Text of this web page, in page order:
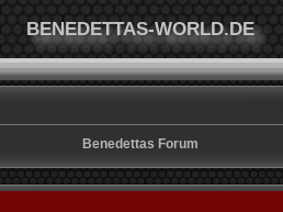
BENEDETTAS-WORLD.DE
Benedettas Forum